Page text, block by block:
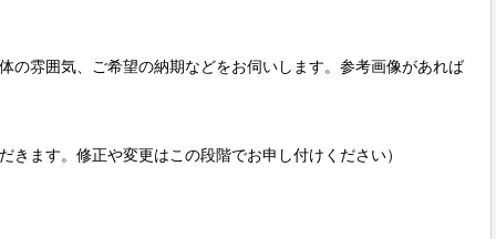
の雰囲気、ご希望の納期などをお伺いします。参考画像があれば
きます。修正や変更はこの段階でお申し付けください）